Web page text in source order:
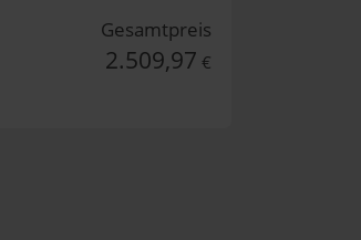
Gesamtpreis
2.509,97 €